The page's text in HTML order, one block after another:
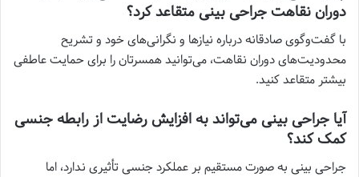
دوران نقاهت جراحی بینی متقاعد کرد؟
با گفت‌وگوی صادقانه درباره نیازها و نگرانی‌های خود و تشریح
محدودیت‌های دوران نقاهت، می‌توانید همسرتان را برای حمایت عاطفی
بیشتر متقاعد کنید.
آیا جراحی بینی می‌تواند به افزایش رضایت از رابطه جنسی
کمک کند؟
جراحی بینی به صورت مستقیم بر عملکرد جنسی تأثیری ندارد، اما